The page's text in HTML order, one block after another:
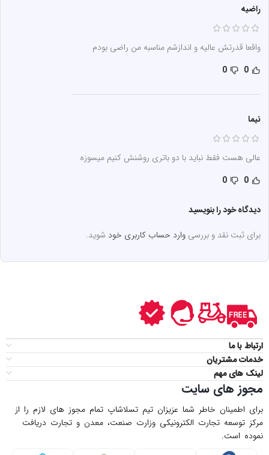
راضیه
واقعا قدرتش عالیه و اندازشم مناسبه من راضی بودم
0
0
نیما
عالی هست فقط نباید با دو باتری روشنش کنیم میسوزه
0
0
دیدگاه خود را بنویسید
برای ثبت نقد و بررسیوارد حساب کاربری خود شوید.
ارتباط با ما
خدمات مشتریان
لینک های مهم
مجوز های سایت
برای اطمینان خاطر شما عزیزان تیم تسلاشاپ تمام مجوز های لازم را از
مركز توسعه تجارت الكترونیكی وزارت صنعت، معدن و تجارت دریافت
نموده است.